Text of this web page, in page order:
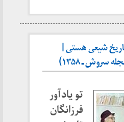
شیعی هستی |
ـ ۱۳۵۸)
تو یادآور
فرزانگان